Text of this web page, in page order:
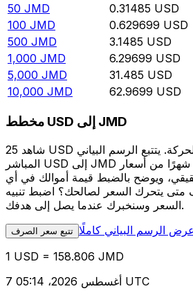
50 JMD 0.31485 USD
100 JMD 0.629699 USD
500 JMD 3.1485 USD
1,000 JMD 6.29699 USD
5,000 JMD 31.485 USD
10,000 JMD 62.9699 USD
مخطط USD إلى JMD
شاهد 25 USD الخاص بك أثناء الحركة. يتتبع الرسم البياني
المباشر USD إلى JMD الخاص بنا على مدار 12 شهرًا من أسعار
ويوضح بالضبط قيمة أموالك في أي
يتحرك السعر لصالحك؟ اضبط تنبيه
السعر وسنخبرك عندما يصل إلى هدفك.
تتبع سعر الصرف عرض الرسم البياني كاملًا
1 USD = 158.806 JMD
7 أغسطس 2026، 05:14 UTC